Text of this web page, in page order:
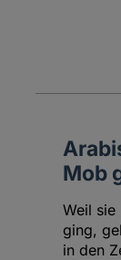
Mob
Weil sie
ging,
in den